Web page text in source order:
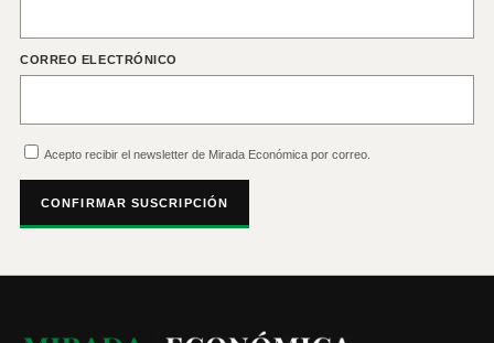
CORREO ELECTRÓNICO
Acepto recibir el newsletter de Mirada Económica por correo.
CONFIRMAR SUSCRIPCIÓN